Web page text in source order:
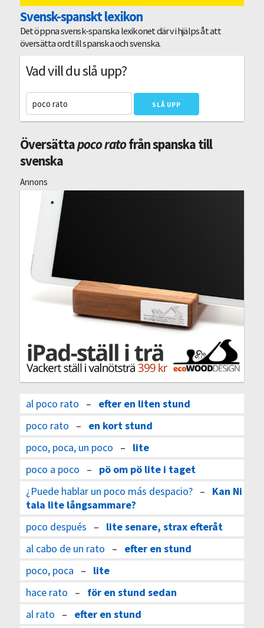
Svensk-spanskt lexikon
Det öppna svensk-spanska lexikonet där vi hjälps åt att
översätta ord till spanska och svenska.
Vad vill du slå upp?
Översättapoco ratofrån spanska till
svenska
Annons
al poco rato – efter en liten stund
poco rato – en kort stund
poco, poca, un poco – lite
poco a poco – pö om pö lite i taget
¿Puede hablar un poco más despacio?– Kan Ni
tala lite långsammare?
poco después – lite senare, strax efteråt
al cabo de un rato – efter en stund
poco, poca – lite
hace rato – för en stund sedan
al rato – efter en stund